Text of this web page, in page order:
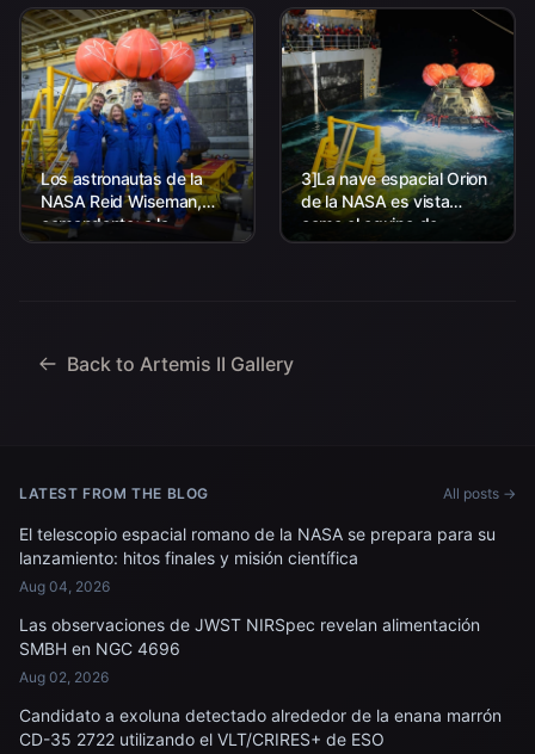
Los astronautas de la
NASA Reid Wiseman,
comandante; a la
izquierda, Christina Koch,
Hansen, especialista en
3]La nave espacial Orion
de la NASA es vista
como el equipo de
Aterrizaje y Recuperación
Back to Artemis II Gallery
LATEST FROM THE BLOG All posts →
El telescopio espacial romano de la NASA se prepara para su
lanzamiento: hitos finales y misión científica
Aug 04, 2026
Las observaciones de JWST NIRSpec revelan alimentación
SMBH en NGC 4696
Aug 02, 2026
Candidato a exoluna detectado alrededor de la enana marrón
CD-35 2722 utilizando el VLT/CRIRES+ de ESO